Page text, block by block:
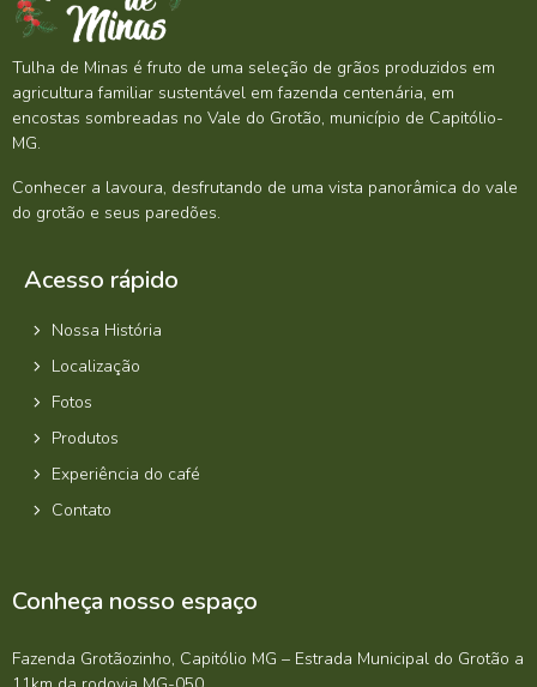
Tulha de Minas é fruto de uma seleção de grãos produzidos em
agricultura familiar sustentável em fazenda centenária, em
encostas sombreadas no Vale do Grotão, município de Capitólio-
MG.
Conhecer a lavoura, desfrutando de uma vista panorâmica do vale
do grotão e seus paredões.
Acesso rápido
Nossa História
Localização
Fotos
Produtos
Experiência do café
Contato
Conheça nosso espaço
Fazenda Grotãozinho, Capitólio MG – Estrada Municipal do Grotão a